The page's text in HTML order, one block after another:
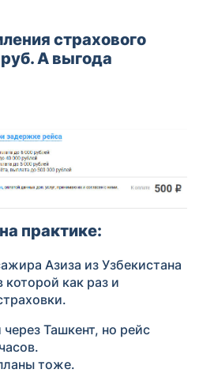
страхового
А выгода
практике:
Азиза из Узбекистана
как раз и
Ташкент, но рейс
тоже.